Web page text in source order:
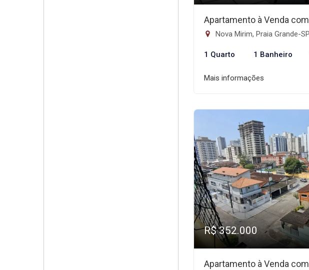
Apartamento à Venda
Nova Mirim, Praia Grande-SP
1 Quarto 1 Banheiro
Mais informações
R$ 352.000
Apartamento à Venda